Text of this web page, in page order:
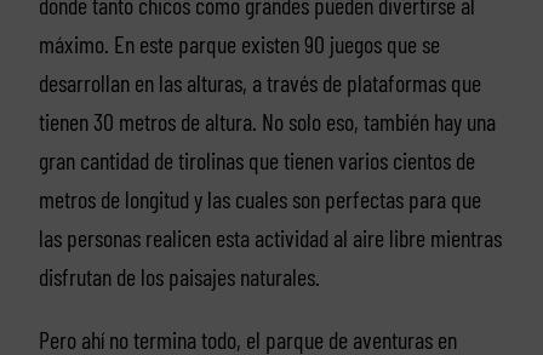
máximo. En este parque existen 90 juegos que se
desarrollan en las alturas, a través de plataformas que
tienen 30 metros de altura. No solo eso, también hay una
gran cantidad de tirolinas que tienen varios cientos de
metros de longitud y las cuales son perfectas para que
las personas realicen esta actividad al aire libre mientras
disfrutan de los paisajes naturales.
Pero ahí no termina todo, el parque de aventuras en